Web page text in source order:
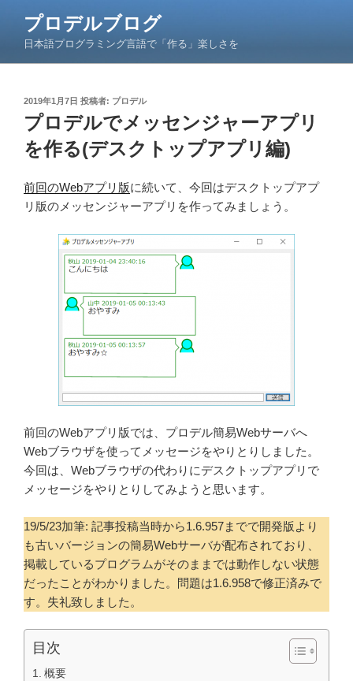
ン
プロデルブログ
日本語プログラミング言語で「作る」楽しさを
投
稿
日:
2019年1月7日 投稿者: プロデル
プロデルでメッセンジャーアプリ
を作る(デスクトップアプリ編)
前回のWebアプリ版に続いて、今回はデスクトップアプ
リ版のメッセンジャーアプリを作ってみましょう。
前回のWebアプリ版では、プロデル簡易Webサーバへ
Webブラウザを使ってメッセージをやりとりしました。
今回は、Webブラウザの代わりにデスクトップアプリで
メッセージをやりとりしてみようと思います。
19/5/23加筆: 記事投稿当時から1.6.957までで開発版より
も古いバージョンの簡易Webサーバが配布されており、
掲載しているプログラムがそのままでは動作しない状態
だったことがわかりました。問題は1.6.958で修正済みで
す。失礼致しました。
目次
概要